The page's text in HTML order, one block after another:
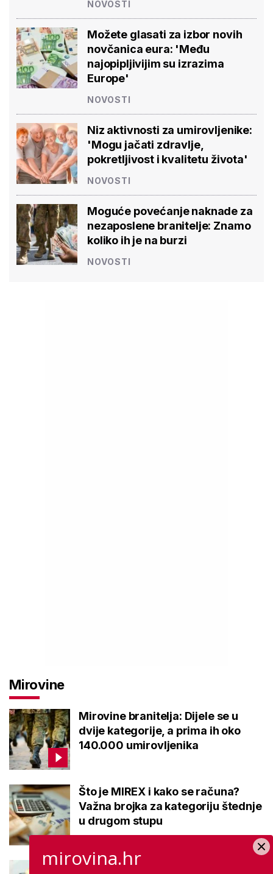
NOVOSTI
Možete glasati za izbor novih
novčanica eura: 'Među
najopipljivijim su izrazima
Europe'
NOVOSTI
Niz aktivnosti za umirovljenike:
'Mogu jačati zdravlje,
pokretljivost i kvalitetu života'
NOVOSTI
Moguće povećanje naknade za
nezaposlene branitelje: Znamo
koliko ih je na burzi
NOVOSTI
Mirovine
Mirovine branitelja: Dijele se u
dvije kategorije, a prima ih oko
140.000 umirovljenika
Što je MIREX i kako se računa?
Važna brojka za kategoriju štednje
u drugom stupu
Negativna promjena u drugom
mirovina.hr